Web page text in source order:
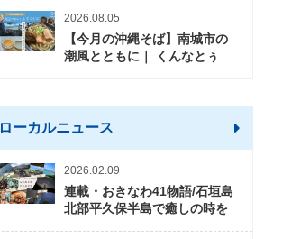
2026.08.05
【今月の沖縄そば】南城市の
潮風とともに｜ くんなとぅ
ローカルニュース
2026.02.09
連載・おきなわ41物語/石垣島
北部平久保半島で癒しの時を